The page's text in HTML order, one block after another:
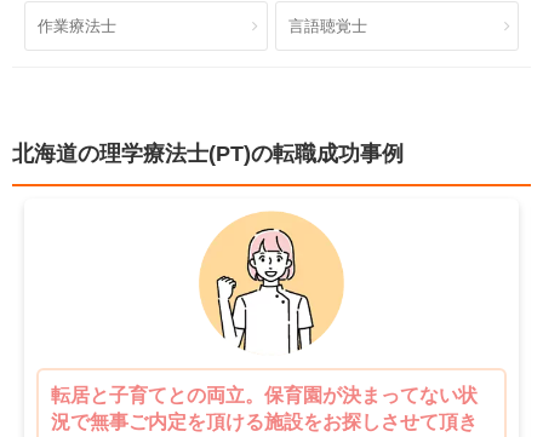
託児所あり 産休育休可
職場環境充実 幅広い経験
教育充実
駅orバス停近い
リハスタッフ複数在籍 0 経営が安定している 0
作業療法士 言語聴覚士
北海道の理学療法士(PT)の転職成功事例
転居と子育てとの両立。保育園が決まってない状
況で無事ご内定を頂ける施設をお探しさせて頂き